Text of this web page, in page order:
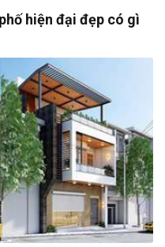
hiện đại đẹp có gì